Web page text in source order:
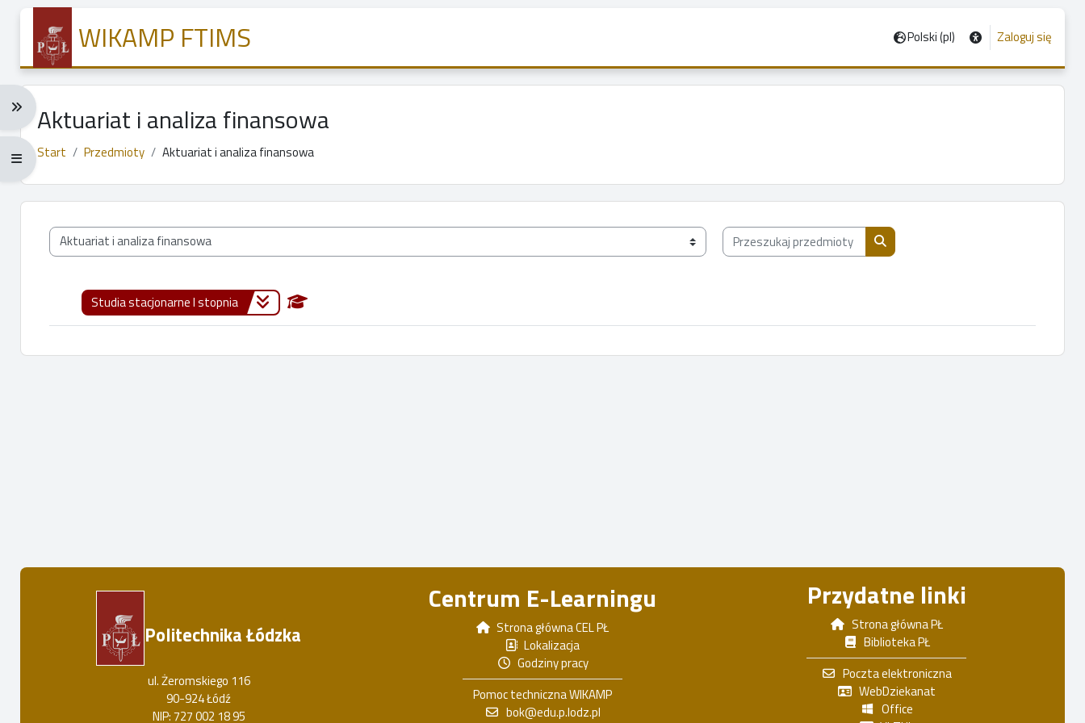
WIKAMP FTIMS Polski ‎(pl)‎ Zaloguj się
Rozwiń menu nawigacji: Ctrl + Alt + →
Rozwiń menu pełnoekranowe: Ctrl + Alt + f
Aktuariat i analiza finansowa
Start Przedmioty Aktuariat i analiza finansowa
Kategorie przedmiotów
Przeszukaj przedmioty wg nazwy, opisu lub prowadzącego
Przeszukaj przedmioty wg nazwy,
Studia stacjonarne I stopnia
Politechnika Łódzka
ul. Żeromskiego 116
90-924 Łódź
NIP: 727 002 18 95
Centrum E-Learningu
Strona główna CEL PŁ
Lokalizacja
Godziny pracy
Pomoc techniczna WIKAMP
bok@edu.p.lodz.pl
Przydatne linki
Strona główna PŁ
Biblioteka PŁ
Poczta elektroniczna
WebDziekanat
Office